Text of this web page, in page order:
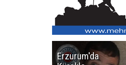
Erzurum'da